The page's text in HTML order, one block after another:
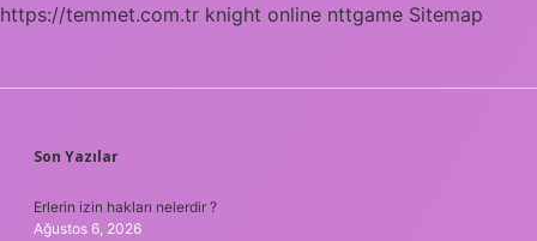
https://temmet.com.tr knight online nttgame Sitemap
SIDEBAR
Son Yazılar
Erlerin izin hakları nelerdir ?
Ağustos 6, 2026